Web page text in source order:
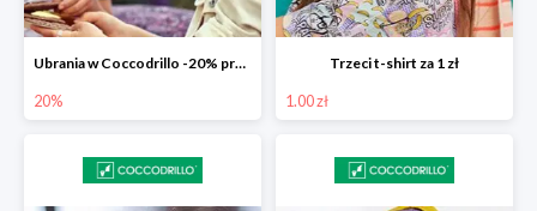
Ubrania w Coccodrillo -20% przy koszyku 200 zł
20%
Trzeci t-shirt za 1 zł
1.00 zł